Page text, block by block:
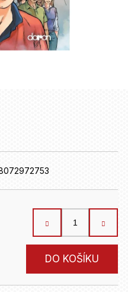
DO KOŠÍKU